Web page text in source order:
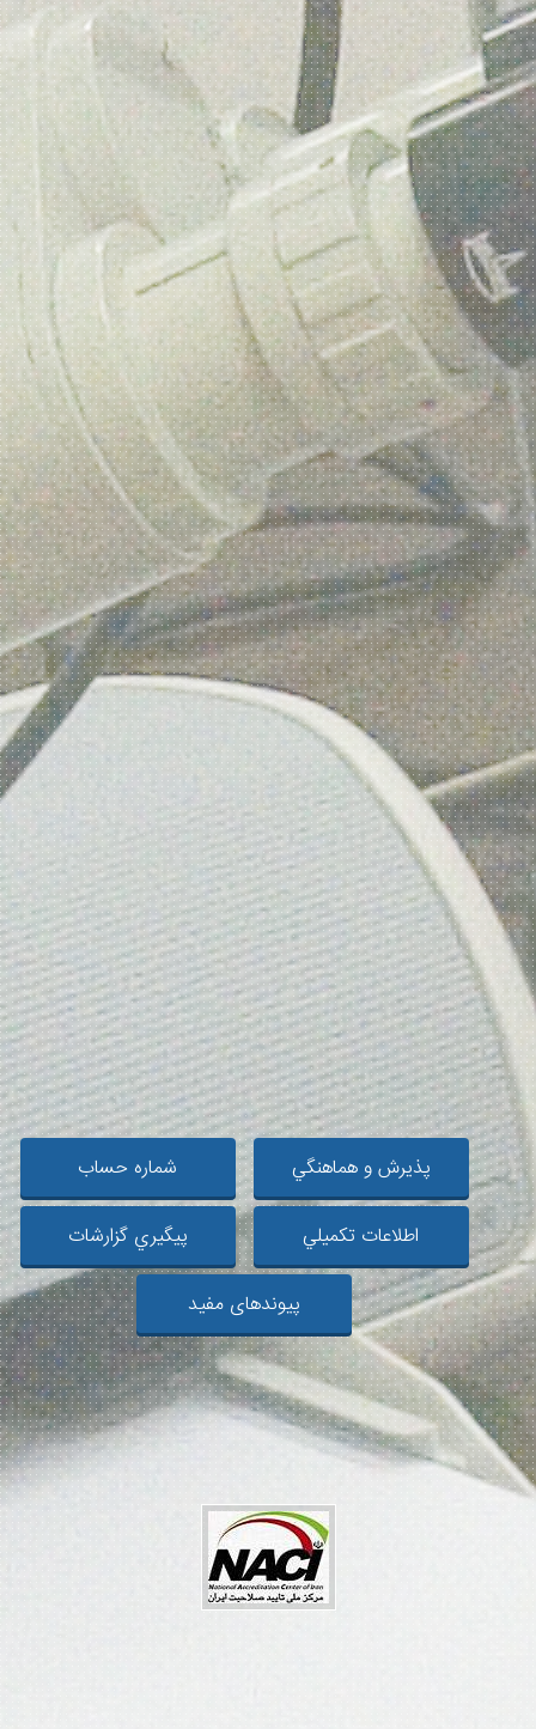
پذيرش و هماهنگي شماره حساب
اطلاعات تكميلي پيگيري گزارشات
پیوندهای مفید